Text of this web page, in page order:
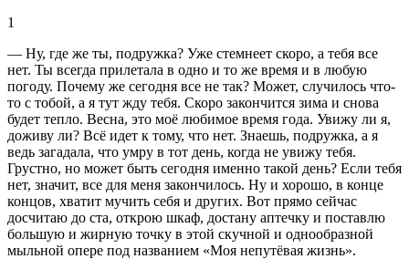
1
— Ну, где же ты, подружка? Уже стемнеет скоро, а тебя все
нет. Ты всегда прилетала в одно и то же время и в любую
погоду. Почему же сегодня все не так? Может, случилось что-
то с тобой, а я тут жду тебя. Скоро закончится зима и снова
будет тепло. Весна, это моё любимое время года. Увижу ли я,
доживу ли? Всё идет к тому, что нет. Знаешь, подружка, а я
ведь загадала, что умру в тот день, когда не увижу тебя.
Грустно, но может быть сегодня именно такой день? Если тебя
нет, значит, все для меня закончилось. Ну и хорошо, в конце
концов, хватит мучить себя и других. Вот прямо сейчас
досчитаю до ста, открою шкаф, достану аптечку и поставлю
большую и жирную точку в этой скучной и однообразной
мыльной опере под названием «Моя непутёвая жизнь».